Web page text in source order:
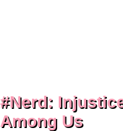
#Nerd:
Among Us